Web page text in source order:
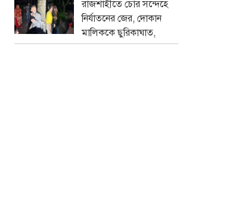
রাজশাহীতে চোর সন্দেহে
নির্যাতনের জের, দোকান
মালিককে ছুরিকাঘাত,
মামলা